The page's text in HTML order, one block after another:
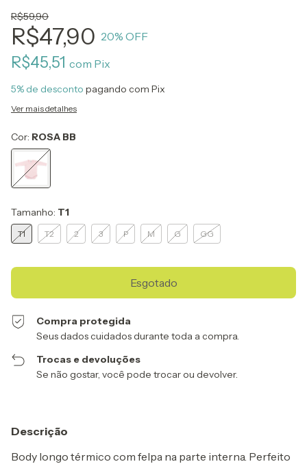
R$59,90
R$47,90 20% OFF
R$45,51 com Pix
5% de desconto pagando com Pix
Ver mais detalhes
Cor: ROSA BB
Tamanho: T1
T1 T2 2 3 P M G GG
Compra protegida
Seus dados cuidados durante toda a compra.
Trocas e devoluções
Se não gostar, você pode trocar ou devolver.
Descrição
Body longo térmico com felpa na parte interna. Perfeito